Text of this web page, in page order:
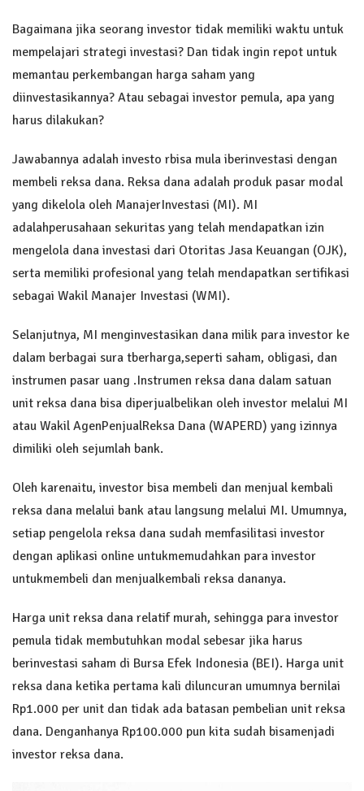
Bagaimana jika seorang investor tidak memiliki waktu untuk
mempelajari strategi investasi? Dan tidak ingin repot untuk
memantau perkembangan harga saham yang
diinvestasikannya? Atau sebagai investor pemula, apa yang
harus dilakukan?
Jawabannya adalah investo rbisa mula iberinvestasi dengan
membeli reksa dana. Reksa dana adalah produk pasar modal
yang dikelola oleh ManajerInvestasi (MI). MI
adalahperusahaan sekuritas yang telah mendapatkan izin
mengelola dana investasi dari Otoritas Jasa Keuangan (OJK),
serta memiliki profesional yang telah mendapatkan sertifikasi
sebagai Wakil Manajer Investasi (WMI).
Selanjutnya, MI menginvestasikan dana milik para investor ke
dalam berbagai sura tberharga,seperti saham, obligasi, dan
instrumen pasar uang .Instrumen reksa dana dalam satuan
unit reksa dana bisa diperjualbelikan oleh investor melalui MI
atau Wakil AgenPenjualReksa Dana (WAPERD) yang izinnya
dimiliki oleh sejumlah bank.
Oleh karenaitu, investor bisa membeli dan menjual kembali
reksa dana melalui bank atau langsung melalui MI. Umumnya,
setiap pengelola reksa dana sudah memfasilitasi investor
dengan aplikasi online untukmemudahkan para investor
untukmembeli dan menjualkembali reksa dananya.
Harga unit reksa dana relatif murah, sehingga para investor
pemula tidak membutuhkan modal sebesar jika harus
berinvestasi saham di Bursa Efek Indonesia (BEI). Harga unit
reksa dana ketika pertama kali diluncuran umumnya bernilai
Rp1.000 per unit dan tidak ada batasan pembelian unit reksa
dana. Denganhanya Rp100.000 pun kita sudah bisamenjadi
investor reksa dana.